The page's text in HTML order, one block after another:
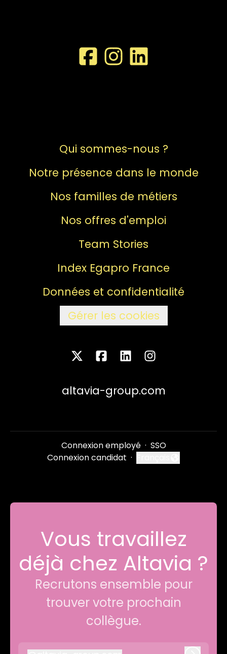
Qui sommes-nous ?
Notre présence dans le monde
Nos familles de métiers
Nos offres d'emploi
Team Stories
Index Egapro France
Données et confidentialité
Gérer les cookies
altavia-group.com
Connexion employé · SSO
Connexion candidat · Changer la langue
Vous travaillez
déjà chez Altavia ?
Recrutons ensemble pour
trouver votre prochain
collègue.